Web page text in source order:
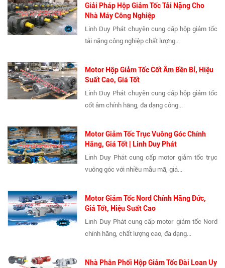
Giải Pháp Hộp Giảm Tốc Tải Nặng Cho
Nhà Máy Công Nghiệp
Linh Duy Phát chuyên cung cấp hộp giảm tốc
tải nặng công nghiệp chất lượng...
Motor Hộp Giảm Tốc Cốt Âm Bền Bỉ, Hiệu
Suất Cao, Giá Tốt
Linh Duy Phát chuyên cung cấp hộp giảm tốc
cốt âm chính hãng, đa dạng công...
Motor Giảm Tốc Trục Vuông Góc Chính
Hãng, Giá Tốt | Linh Duy Phát
Linh Duy Phát cung cấp motor giảm tốc trục
vuông góc với nhiều mẫu mã, giá...
Motor Giảm Tốc Nord Chính Hãng Đức,
Giá Tốt, Hiệu Suất Cao
Linh Duy Phát cung cấp motor giảm tốc Nord
chính hãng, chất lượng cao, đa dạng...
Nhà Phân Phối Hộp Giảm Tốc Đài Loan Uy